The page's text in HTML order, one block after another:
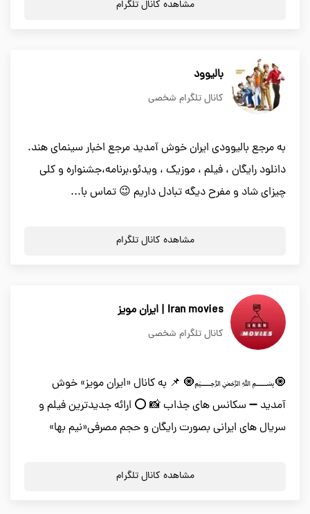
مشاهده کانال تلگرام
بالیوود
کانال تلگرام شخصی
به مرجع باليوودي ايران خوش آمديد مرجع اخبار سینمای هند.
دانلود رایگان ، فیلم ، موزیک ، ویدئو،برنامه،جشنواره و کلی
چیزای شاد و مفرح دیگه تبادل داريم 😉 تماس با...
مشاهده کانال تلگرام
Iran movies | ایران مویز
کانال تلگرام شخصی
🧿﷽🧿 📌 به کانال «ایران مویز» خوش
آمدید ➖ سکانس های جذاب 📸 ⭕️ ارائه جدیدترین فیلم و
سریال های ایرانی بصورت رایگان و حجم مصرفی«نیم بها»
مشاهده کانال تلگرام